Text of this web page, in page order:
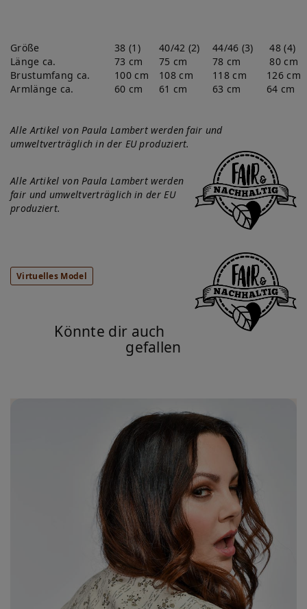
Größe 38 (1) 40/42 (2) 44/46 (3)
48 (4)
Länge ca.
73 cm 75 cm 78 cm
80 cm
Brustumfang ca.
100 cm 108 cm 118 cm
126 cm
Armlänge ca.
60 cm 61 cm 63 cm 64 cm
Alle Artikel von Paula Lambert werden fair und
umweltverträglich in der EU produziert.
Alle Artikel von Paula Lambert werden
fair und umweltverträglich in der EU
produziert.
Virtuelles Model
Könnte dir auch
gefallen